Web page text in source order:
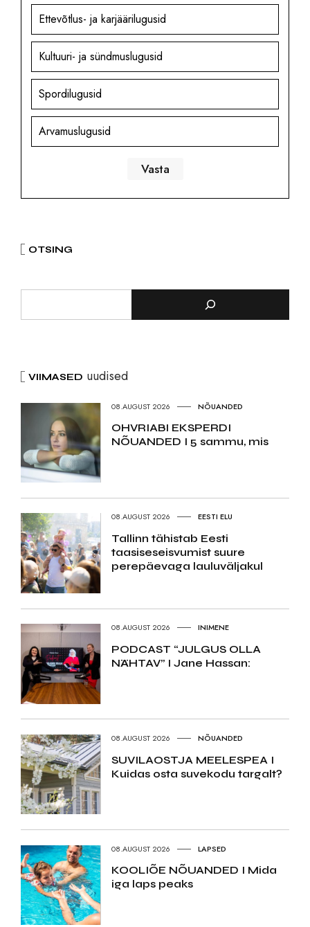
Ettevõtlus- ja karjäärilugusid
Kultuuri- ja sündmuslugusid
Spordilugusid
Arvamuslugusid
OTSING
VIIMASED uudised
08.AUGUST 2026 NÕUANDED
OHVRIABI EKSPERDI
NÕUANDED I 5 sammu, mis
08.AUGUST 2026 EESTI ELU
Tallinn tähistab Eesti
taasiseseisvumist suure
perepäevaga lauluväljakul
08.AUGUST 2026 INIMENE
PODCAST “JULGUS OLLA
NÄHTAV” I Jane Hassan:
08.AUGUST 2026 NÕUANDED
SUVILAOSTJA MEELESPEA I
Kuidas osta suvekodu targalt?
08.AUGUST 2026 LAPSED
KOOLIÕE NÕUANDED I Mida
iga laps peaks